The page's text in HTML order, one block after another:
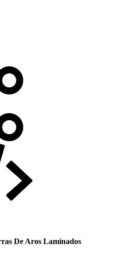
De Aros Laminados